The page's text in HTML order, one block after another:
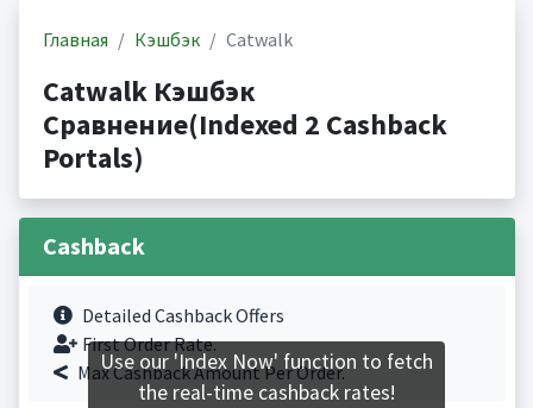
Главная Кэшбэк Catwalk
Catwalk Кэшбэк
Сравнение(Indexed 2 Cashback
Portals)
Cashback
Detailed Cashback Offers
First Order Rate.
Max Cashback Amount Per Order.
Use our 'Index Now' function to fetch
the real-time cashback rates!